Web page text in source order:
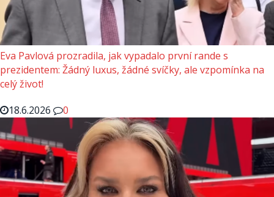
Eva Pavlová prozradila, jak vypadalo první rande s
prezidentem: Žádný luxus, žádné svíčky, ale vzpomínka na
celý život!
18.6.2026
0